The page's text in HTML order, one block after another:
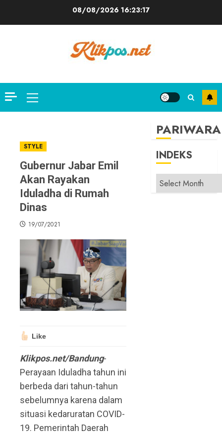
08/08/2026 16:23:17
Primary
Menu
STYLE
Gubernur Jabar Emil
Akan Rayakan
Iduladha di Rumah
Dinas
19/07/2021
Like
Klikpos.net/Bandung-
Perayaan Iduladha tahun ini
berbeda dari tahun-tahun
sebelumnya karena dalam
situasi kedaruratan COVID-
19. Pemerintah Daerah
PARIWARA
INDEKS
INDEKS